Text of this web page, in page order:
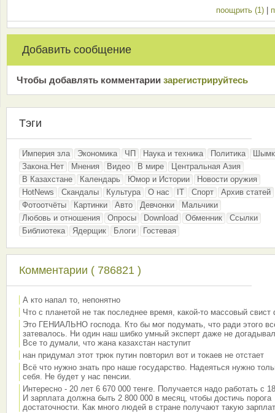
поощрить (1)
Добавить сообщение
Чтобы добавлять комментарии зарeгиcтрирyйтeсь
Тэги
Империя зла Экономика ЧП Наука и техника Политика
Закона.Нет
Мнения Видео В мире
Центральная Азия
В Казахстане
Календарь Юмор и Истории
Новости оружия
HotNews
Скандалы Культура О нас IT Спорт
Архив статей
Фотоотчёты
Картинки Авто Девчонки
Мальчики
Любовь и отношения
Опросы Download Обменник
Ссылки
Библиотека
Ядерщик Блоги Гостевая
Комментарии ( 786821 )
А кто напал то, непонятно
Что с планетой не так последнее время, какой-то массовый свист
Это ГЕНИАЛЬНО господа. Кто бы мог подумать, что ради этого
затевалось. Ни один наш шибко умный эксперт даже не
Все то думали, что жана казахстан наступит
нан придумал этот трюк путин повторил вот и токаев не отстает
Всё что нужно знать про наше государство. Надеяться нужно
себя. Не будет у нас пенсии.
Интересно - 20 лет 6 670 000 тенге. Получается надо работать с
И зарплата должна быть 2 800 000 в месяц, чтобы достичь порога
достаточности. Как много людей в стране получают такую